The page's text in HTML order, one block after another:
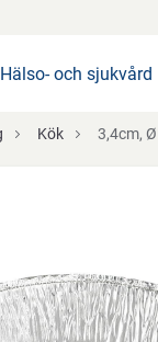
Hälso- och sjukvård
Kök 3,4cm,